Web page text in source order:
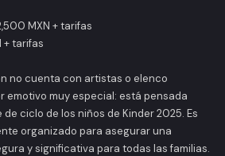
MXN + tarifas
+ tarifas
no cuenta con artistas o elenco
emotivo muy especial: está pensada
ciclo de los niños de Kinder 2025. Es
organizado para asegurar una
y significativa para todas las familias.